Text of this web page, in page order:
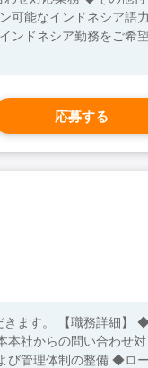
ンドネシア勤務をご希
応募する
きます。 【職務詳細】
本社からの問い合わせ対
び管理体制の整備 ◆ロ